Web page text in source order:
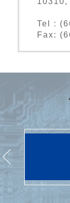
Tel :
Fax: